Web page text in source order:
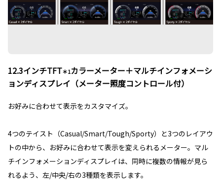
12.3インチTFT＊1カラーメーター＋マルチインフォメーシ
ョンディスプレイ（メーター照度コントロール付）
お好みに合わせて表示をカスタマイズ。
4つのテイスト（Casual/Smart/Tough/Sporty）と3つのレイアウ
トの中から、お好みに合わせて表示を変えられるメーター。マル
チインフォメーションディスプレイは、同時に複数の情報が見ら
れるよう、左/中央/右の3種類を表示します。